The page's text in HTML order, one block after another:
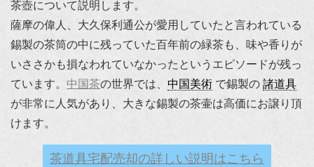
茶壺について説明します。
薩摩の偉人、大久保利通公が愛用していたと言われている
錫製の茶筒の中に残っていた百年前の緑茶も、味や香りが
いささかも損なわれていなかったというエピソードが残っ
ています。 中国茶の世界では、 中国美術 で錫製の 諸道具
が非常に人気があり、大きな錫製の茶壷は高価にお譲り頂
けます。
茶道具宅配売却の詳しい説明はこちら